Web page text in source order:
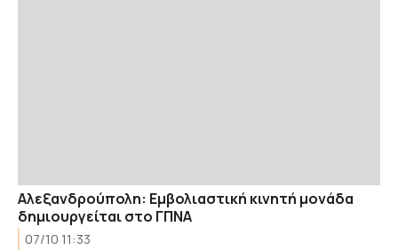
Αλεξανδρούπολη: Εμβολιαστική κινητή μονάδα
δημιουργείται στο ΓΠΝΑ
07/10 11:33